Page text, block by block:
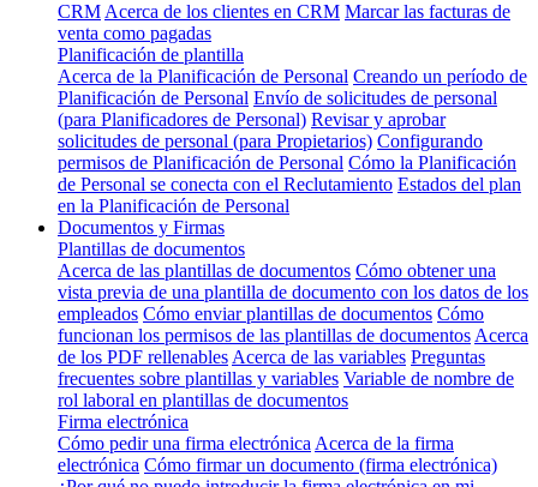
CRM Acerca de los clientes en CRM Marcar las facturas de
venta como pagadas
Planificación de plantilla
Acerca de la Planificación de Personal Creando un período de
Planificación de Personal Envío de solicitudes de personal
(para Planificadores de Personal) Revisar y aprobar
solicitudes de personal (para Propietarios) Configurando
permisos de Planificación de Personal Cómo la Planificación
de Personal se conecta con el Reclutamiento Estados del plan
en la Planificación de Personal
Documentos y Firmas
Plantillas de documentos
Acerca de las plantillas de documentos Cómo obtener una
vista previa de una plantilla de documento con los datos de los
empleados Cómo enviar plantillas de documentos Cómo
funcionan los permisos de las plantillas de documentos Acerca
de los PDF rellenables Acerca de las variables Preguntas
frecuentes sobre plantillas y variables Variable de nombre de
rol laboral en plantillas de documentos
Firma electrónica
Cómo pedir una firma electrónica Acerca de la firma
electrónica Cómo firmar un documento (firma electrónica)